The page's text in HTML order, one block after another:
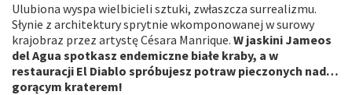
Ulubiona wyspa wielbicieli sztuki, zwłaszcza surrealizmu.
Słynie z architektury sprytnie wkomponowanej w surowy
krajobraz przez artystę Césara Manrique. W jaskini Jameos
del Agua spotkasz endemiczne białe kraby, a w
restauracji El Diablo spróbujesz potraw pieczonych nad…
gorącym kraterem!